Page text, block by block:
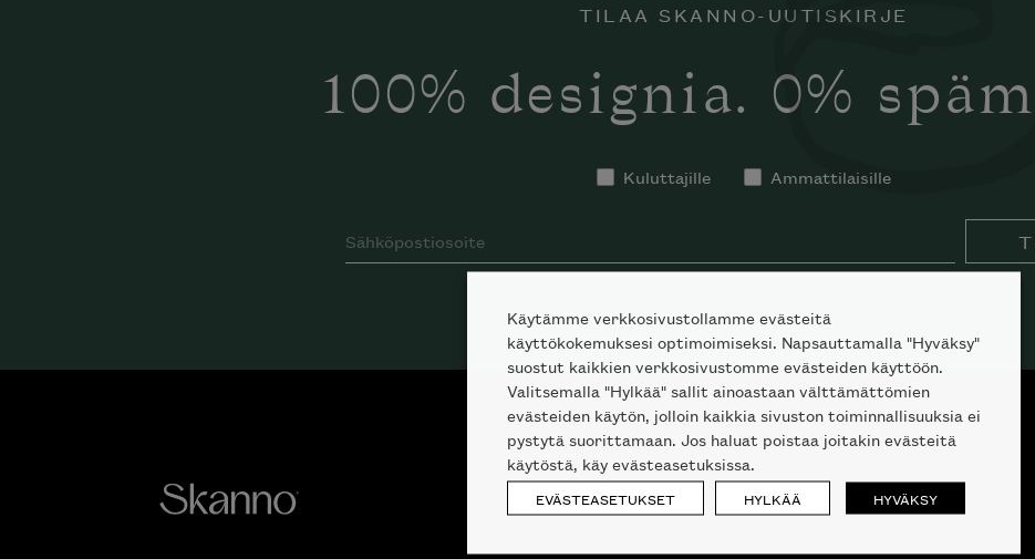
TILAA SKANNO-UUTISKIRJE
100% designia. 0%
Kuluttajille Ammattilaisille
Käytämme verkkosivustollamme evästeitä
käyttökokemuksesi optimoimiseksi. Napsauttamalla "Hyväksy"
suostut kaikkien verkkosivustomme evästeiden käyttöön.
Valitsemalla "Hylkää" sallit ainoastaan välttämättömien
evästeiden käytön, jolloin kaikkia sivuston toiminnallisuuksia ei
pystytä suorittamaan. Jos haluat poistaa joitakin evästeitä
käytöstä, käy evästeasetuksissa.
EVÄSTEASETUKSET HYLKÄÄ HYVÄKSY